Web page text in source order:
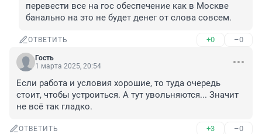
перевести все на гос обеспечение как в Москве
банально на это не будет денег от слова совсем.
ОТВЕТИТЬ +0 –0
Гость
1 марта 2025, 20:54
Если работа и условия хорошие, то туда очередь
стоит, чтобы устроиться. А тут увольняются... Значит
не всё так гладко.
ОТВЕТИТЬ +3 –0